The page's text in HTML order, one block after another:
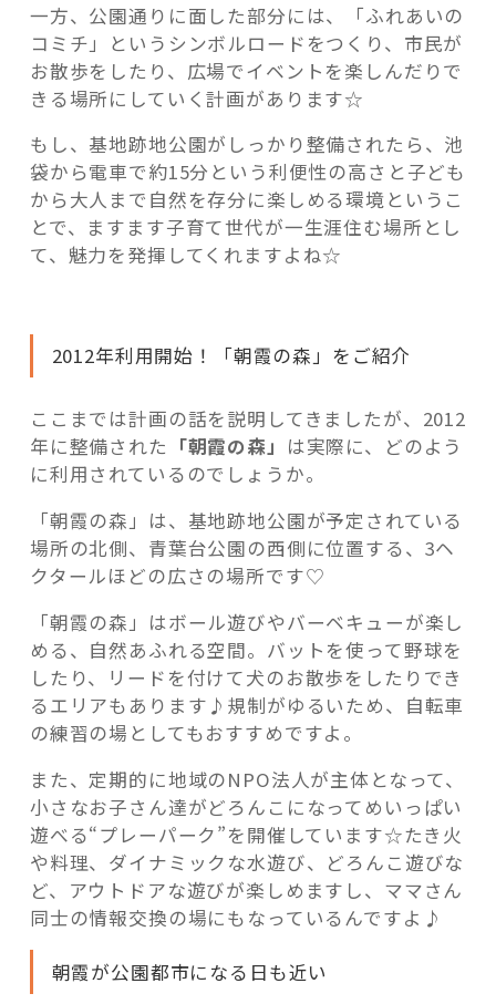
一方、公園通りに面した部分には、「ふれあいの
コミチ」というシンボルロードをつくり、市民が
お散歩をしたり、広場でイベントを楽しんだりで
きる場所にしていく計画があります☆
もし、基地跡地公園がしっかり整備されたら、池
袋から電車で約15分という利便性の高さと子ども
から大人まで自然を存分に楽しめる環境というこ
とで、ますます子育て世代が一生涯住む場所とし
て、魅力を発揮してくれますよね☆
2012年利用開始！「朝霞の森」をご紹介
ここまでは計画の話を説明してきましたが、2012
年に整備された 「朝霞の森」 は実際に、どのよう
に利用されているのでしょうか。
「朝霞の森」は、基地跡地公園が予定されている
場所の北側、青葉台公園の西側に位置する、3ヘ
クタールほどの広さの場所です♡
「朝霞の森」はボール遊びやバーベキューが楽し
める、自然あふれる空間。バットを使って野球を
したり、リードを付けて犬のお散歩をしたりでき
るエリアもあります♪規制がゆるいため、自転車
の練習の場としてもおすすめですよ。
また、定期的に地域のNPO法人が主体となって、
小さなお子さん達がどろんこになってめいっぱい
遊べる“プレーパーク”を開催しています☆たき火
や料理、ダイナミックな水遊び、どろんこ遊びな
ど、アウトドアな遊びが楽しめますし、ママさん
同士の情報交換の場にもなっているんですよ♪
朝霞が公園都市になる日も近い